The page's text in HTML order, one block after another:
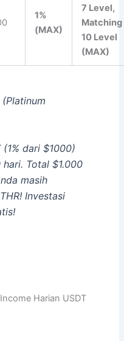
1%
(MAX)
7 Level,
Matching
10 Level
(MAX)
dari $1000)
Total $1.000
masih
Investasi
Harian USDT